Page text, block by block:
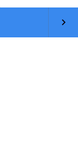
keyboard_arrow_right